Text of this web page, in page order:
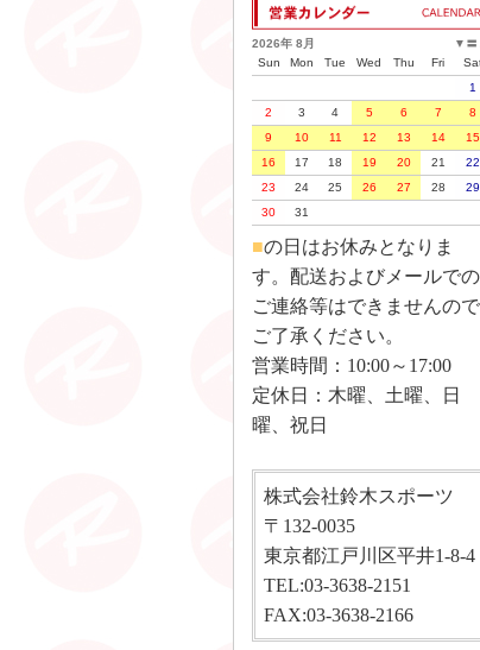
〓
▼
2026年 8月
Sun
Mon Tue Wed Thu Fri
1
2
3 4 5 6 7
8
9
10 11 12 13 14
15
16
17 18 19 20 21
22
23
24 25 26 27 28
29
30
31
■の日はお休みとなりま
す。配送およびメールでの
ご連絡等はできませんので
ご了承ください。
営業時間：10:00～17:00
定休日：木曜、土曜、日
曜、祝日
株式会社鈴木スポーツ
〒132-0035
東京都江戸川区平井1-8-4
TEL:03-3638-2151
FAX:03-3638-2166